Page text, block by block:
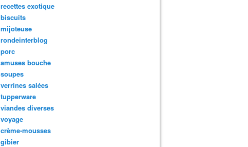
recettes exotique
biscuits
mijoteuse
rondeinterblog
porc
amuses bouche
soupes
verrines salées
tupperware
viandes diverses
voyage
crème-mousses
gibier